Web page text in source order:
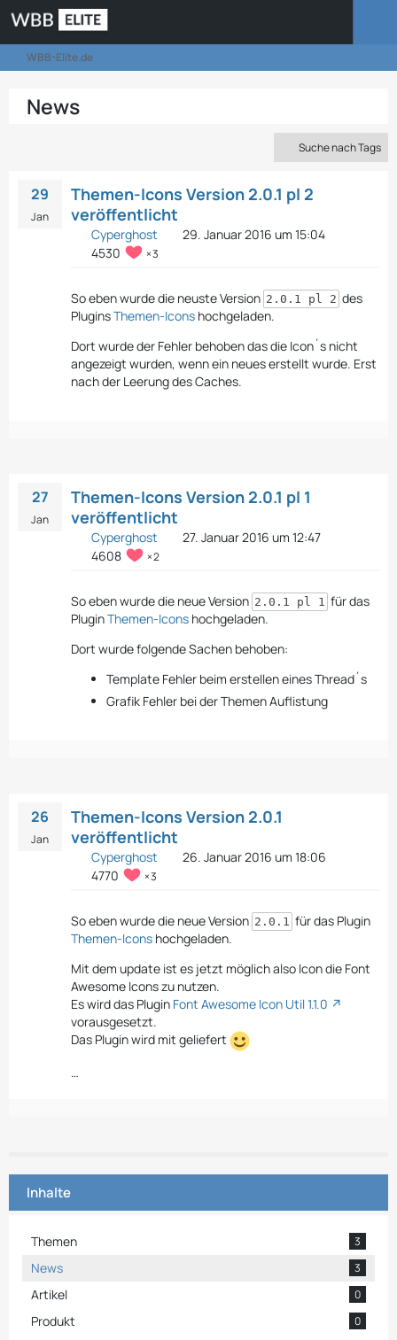
WBB-Elite.de
News
Suche nach Tags
29
Jan
Themen-Icons Version 2.0.1 pl 2
veröffentlicht
Cyperghost
29. Januar 2016 um 15:04
4530
3
So eben wurde die neuste Version 2.0.1 pl 2 des
PluginsThemen-Icons hochgeladen.
Dort wurde der Fehler behoben das die Icon´s nicht
angezeigt wurden, wenn ein neues erstellt wurde. Erst
nach der Leerung des Caches.
27
Jan
Themen-Icons Version 2.0.1 pl 1
veröffentlicht
Cyperghost
27. Januar 2016 um 12:47
4608
2
So eben wurde die neue Version 2.0.1 pl 1 für das
PluginThemen-Icons hochgeladen.
Dort wurde folgende Sachen behoben:
Template Fehler beim erstellen eines Thread´s
Grafik Fehler bei der Themen Auflistung
26
Jan
Themen-Icons Version 2.0.1
veröffentlicht
Cyperghost
26. Januar 2016 um 18:06
4770
3
So eben wurde die neue Version 2.0.1 für das Plugin
Themen-Icons hochgeladen.
Mit dem update ist es jetzt möglich also Icon die Font
Awesome Icons zu nutzen.
Es wird das Plugin Font Awesome Icon Util 1.1.0
vorausgesetzt.
Das Plugin wird mit geliefert
…
Inhalte
Themen 3
News 3
Artikel 0
Produkt 0